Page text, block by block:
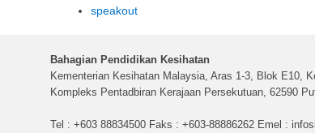
speakout
Bahagian Pendidikan Kesihatan
Kementerian Kesihatan Malaysia, Aras 1-3, Blok E10,
Kompleks Pentadbiran Kerajaan Persekutuan, 62590
Tel : +603 88834500 Faks : +603-88886262 Emel :